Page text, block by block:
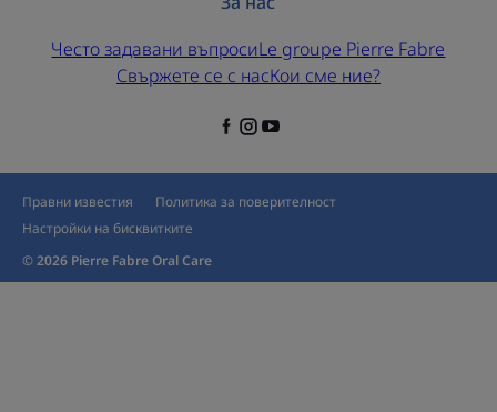
Често задавани въпросиLe groupe Pierre Fabre
Свържете се с насКои сме ние?
Правни известия
Политика за поверителност
Настройки на бисквитките
© 2026 Pierre Fabre Oral Care